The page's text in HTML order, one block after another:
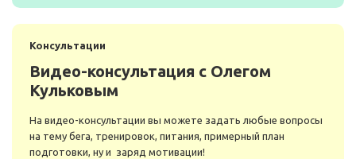
Консультации
Видео-консультация с Олегом
Кульковым
На видео-консультации вы можете задать любые вопросы
на тему бега, тренировок, питания, примерный план
подготовки, ну и заряд мотивации!